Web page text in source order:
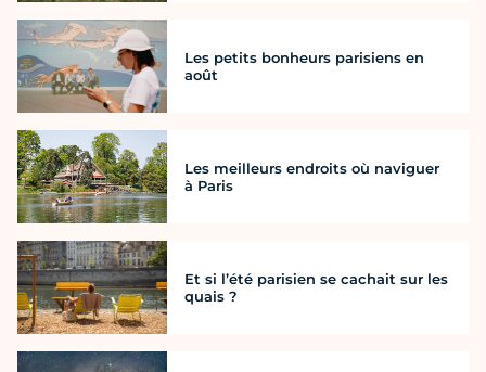
Les petits bonheurs parisiens en
août
Les meilleurs endroits où naviguer
à Paris
Et si l’été parisien se cachait sur les
quais ?